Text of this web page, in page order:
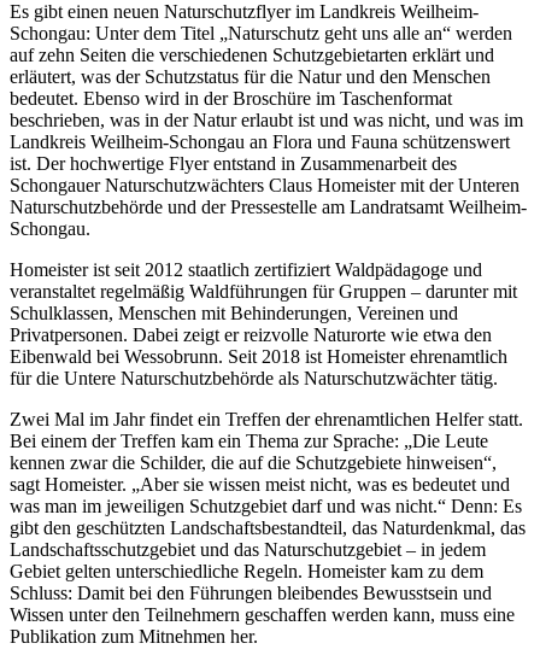
Es gibt einen neuen Naturschutzflyer im Landkreis Weilheim-
Schongau: Unter dem Titel „Naturschutz geht uns alle an“ werden
auf zehn Seiten die verschiedenen Schutzgebietarten erklärt und
erläutert, was der Schutzstatus für die Natur und den Menschen
bedeutet. Ebenso wird in der Broschüre im Taschenformat
beschrieben, was in der Natur erlaubt ist und was nicht, und was im
Landkreis Weilheim-Schongau an Flora und Fauna schützenswert
ist. Der hochwertige Flyer entstand in Zusammenarbeit des
Schongauer Naturschutzwächters Claus Homeister mit der Unteren
Naturschutzbehörde und der Pressestelle am Landratsamt Weilheim-
Schongau.
Homeister ist seit 2012 staatlich zertifiziert Waldpädagoge und
veranstaltet regelmäßig Waldführungen für Gruppen – darunter mit
Schulklassen, Menschen mit Behinderungen, Vereinen und
Privatpersonen. Dabei zeigt er reizvolle Naturorte wie etwa den
Eibenwald bei Wessobrunn. Seit 2018 ist Homeister ehrenamtlich
für die Untere Naturschutzbehörde als Naturschutzwächter tätig.
Zwei Mal im Jahr findet ein Treffen der ehrenamtlichen Helfer statt.
Bei einem der Treffen kam ein Thema zur Sprache: „Die Leute
kennen zwar die Schilder, die auf die Schutzgebiete hinweisen“,
sagt Homeister. „Aber sie wissen meist nicht, was es bedeutet und
was man im jeweiligen Schutzgebiet darf und was nicht.“ Denn: Es
gibt den geschützten Landschaftsbestandteil, das Naturdenkmal, das
Landschaftsschutzgebiet und das Naturschutzgebiet – in jedem
Gebiet gelten unterschiedliche Regeln. Homeister kam zu dem
Schluss: Damit bei den Führungen bleibendes Bewusstsein und
Wissen unter den Teilnehmern geschaffen werden kann, muss eine
Publikation zum Mitnehmen her.